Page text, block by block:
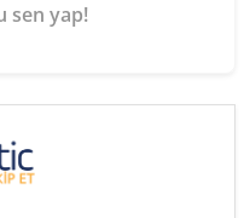
sen yap!